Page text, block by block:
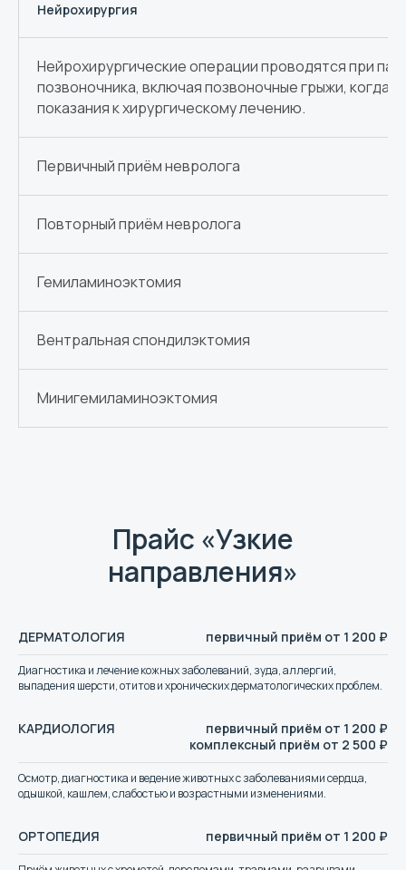
Нейрохирургия
Нейрохирургические операции проводятся при
позвоночника, включая позвоночные грыжи, когда
показания к хирургическому лечению.
Первичный приём невролога
Повторный приём невролога
Гемиламиноэктомия
Вентральная спондилэктомия
Минигемиламиноэктомия
Прайс «Узкие
направления»
ДЕРМАТОЛОГИЯ первичный приём от 1 200 ₽
Диагностика и лечение кожных заболеваний, зуда, аллергий,
выпадения шерсти, отитов и хронических дерматологических проблем.
КАРДИОЛОГИЯ
первичный приём от 1 200 ₽
комплексный приём от 2 500 ₽
Осмотр, диагностика и ведение животных с заболеваниями сердца,
одышкой, кашлем, слабостью и возрастными изменениями.
ОРТОПЕДИЯ первичный приём от 1 200 ₽
+7 (950) 905-23-23
89509052323@mail.ru
Мы находимся в
Щёкино
работает круглосуточно. Перед
визитом рекомендуем позвонить,
чтобы администратор
сориентировал по загруженности.